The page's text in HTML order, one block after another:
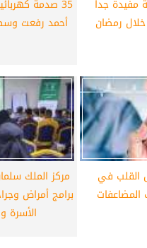
مفيدة جدا
رمضان
35 صدمة
أحمد رفعت
القلب في
مركز الملك
برامج أمراض
الأسرة